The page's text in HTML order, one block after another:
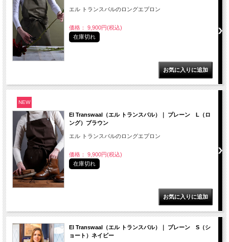
エル トランスバルのロングエプロン
価格： 9,900円(税込)
在庫切れ
NEW
El Transwaal（エル トランスバル）｜ プレーン L（ロ
ング）ブラウン
エル トランスバルのロングエプロン
価格： 9,900円(税込)
在庫切れ
El Transwaal（エル トランスバル）｜ プレーン S（シ
ョート）ネイビー